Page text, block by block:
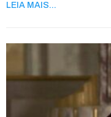
LEIA MAIS...